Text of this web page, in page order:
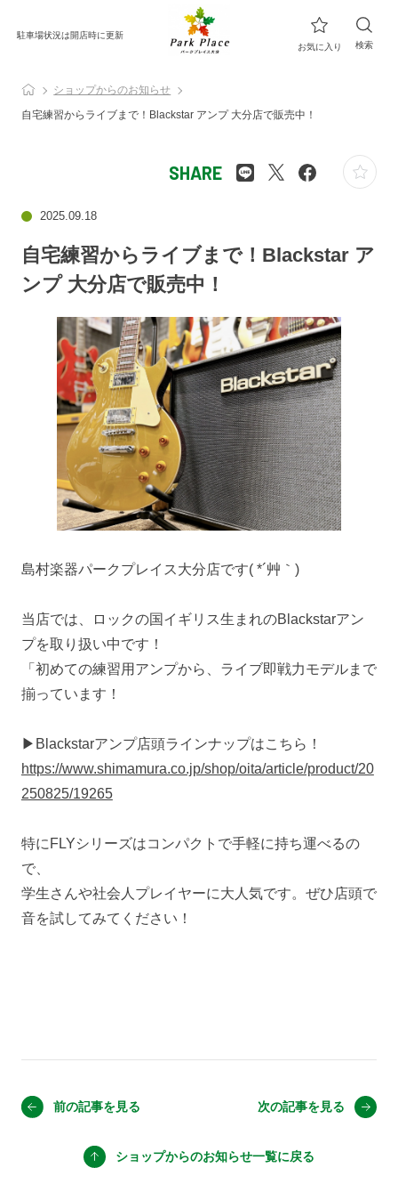
駐車場状況は開店時に更新
お気に入り
検索
ショップからのお知らせ
自宅練習からライブまで！Blackstar アンプ 大分店で販売中！
SHARE
2025.09.18
自宅練習からライブまで！Blackstar ア
ンプ 大分店で販売中！
島村楽器パークプレイス大分店です( *´艸｀)
当店では、ロックの国イギリス生まれのBlackstarアン
プを取り扱い中です！
「初めての練習用アンプから、ライブ即戦力モデルまで
揃っています！
▶Blackstarアンプ店頭ラインナップはこちら！
https://www.shimamura.co.jp/shop/oita/article/product/20
250825/19265
特にFLYシリーズはコンパクトで手軽に持ち運べるの
で、
学生さんや社会人プレイヤーに大人気です。ぜひ店頭で
音を試してみてください！
前の記事を見る 次の記事を見る
ショップからのお知らせ一覧に戻る